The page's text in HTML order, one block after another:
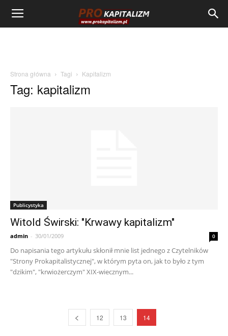
Strona główna Tagi Kapitalizm
Tag: kapitalizm
Publicystyka
Witold Świrski: "Krwawy kapitalizm"
admin - 30/01/2009 0
Do napisania tego artykułu skłonił mnie list jednego z Czytelników
"Strony Prokapitalistycznej", w którym pyta on, jak to było z tym
"dzikim", "krwiożerczym" XIX-wiecznym...
12 13 14